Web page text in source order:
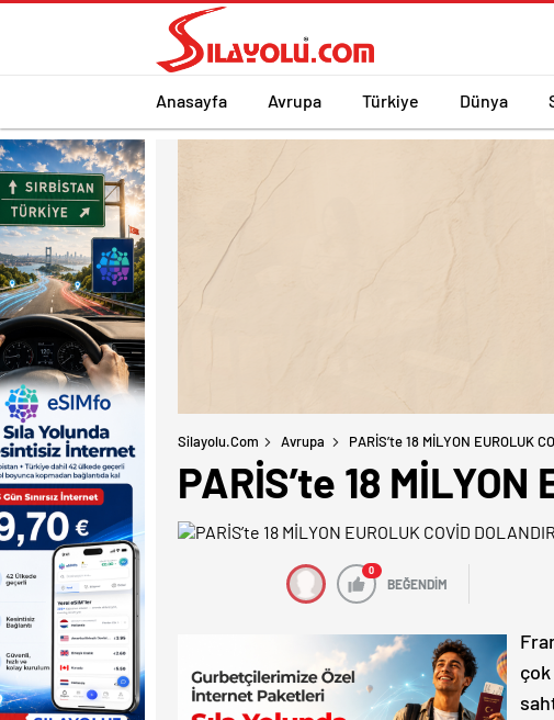
Anasayfa Avrupa Türkiye Dünya
Silayolu.com Avrupa PARİS’te 18 MİLYON EUROLUK
PARİS’te 18 MİLYON
0
BEĞENDİM
çok